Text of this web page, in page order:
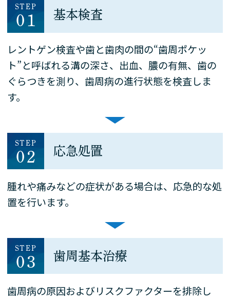
STEP
01 基本検査
レントゲン検査や歯と歯肉の間の“歯周ポケッ
ト”と呼ばれる溝の深さ、出血、膿の有無、歯の
ぐらつきを測り、歯周病の進行状態を検査しま
す。
STEP
02 応急処置
腫れや痛みなどの症状がある場合は、応急的な処
置を行います。
STEP
03 歯周基本治療
歯周病の原因およびリスクファクターを排除し